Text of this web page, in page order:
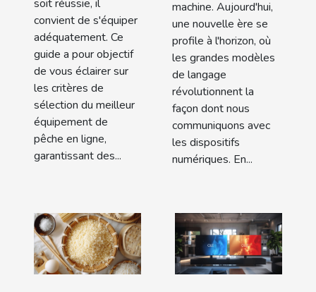
soit réussie, il
convient de s'équiper
adéquatement. Ce
guide a pour objectif
de vous éclairer sur
les critères de
sélection du meilleur
équipement de
pêche en ligne,
garantissant des...
machine. Aujourd'hui,
une nouvelle ère se
profile à l'horizon, où
les grandes modèles
de langage
révolutionnent la
façon dont nous
communiquons avec
les dispositifs
numériques. En...